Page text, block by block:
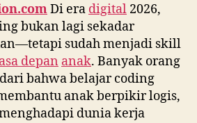
Di era digital 2026,
bukan lagi sekadar
sudah menjadi skill
depan anak. Banyak orang
bahwa belajar coding
anak berpikir logis,
dunia kerja